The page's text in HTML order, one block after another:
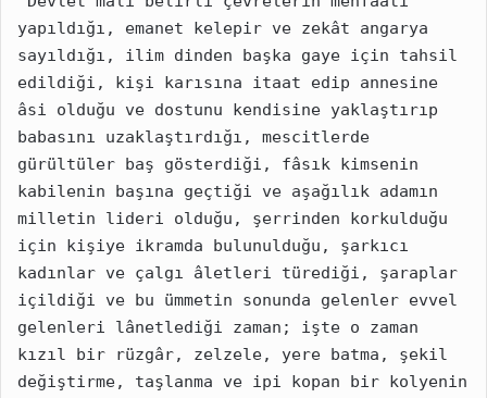
yapıldığı, emanet kelepir ve zekât angarya
sayıldığı, ilim dinden başka gaye için tahsil
edildiği, kişi karısına itaat edip annesine
âsi olduğu ve dostunu kendisine yaklaştırıp
babasını uzaklaştırdığı, mescitlerde
gürültüler baş gösterdiği, fâsık kimsenin
kabilenin başına geçtiği ve aşağılık adamın
milletin lideri olduğu, şerrinden korkulduğu
için kişiye ikramda bulunulduğu, şarkıcı
kadınlar ve çalgı âletleri türediği, şaraplar
içildiği ve bu ümmetin sonunda gelenler evvel
gelenleri lânetlediği zaman; işte o zaman
kızıl bir rüzgâr, zelzele, yere batma, şekil
değiştirme, taşlanma ve ipi kopan bir kolyenin